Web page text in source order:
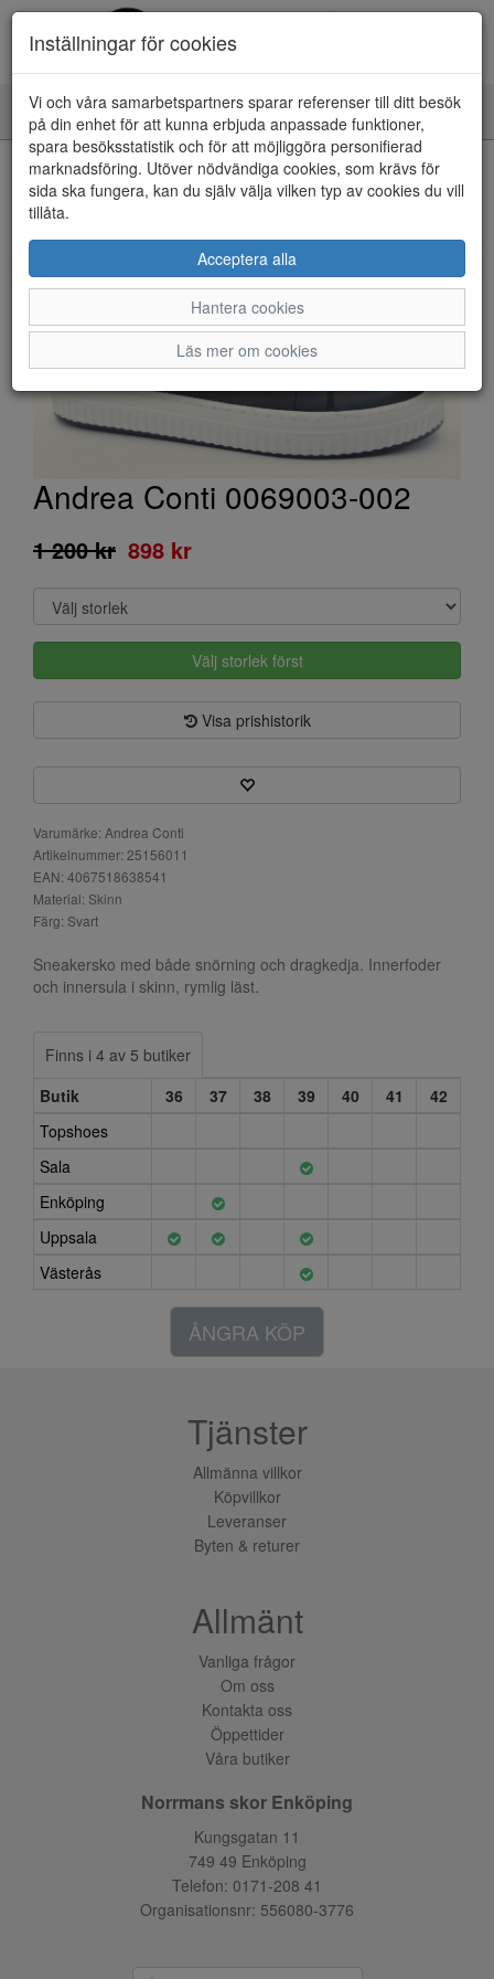
Toggle
navigation
HEM
Andrea Conti 0069003-002
1 200 kr 898 kr
Välj storlek först
Visa prishistorik
Varumärke: Andrea Conti
Artikelnummer: 25156011
EAN: 4067518638541
Material: Skinn
Färg: Svart
Sneakersko med både snörning och dragkedja. Innerfoder
och innersula i skinn, rymlig läst.
Finns i 4 av 5 butiker
Butik
36 37 38 39 40 41
42
Topshoes
Sala
Enköping
Uppsala
Västerås
ÅNGRA KÖP
Inställningar för cookies
Vi och våra samarbetspartners sparar referenser till ditt besök
på din enhet för att kunna erbjuda anpassade funktioner,
spara besöksstatistik och för att möjliggöra personifierad
marknadsföring. Utöver nödvändiga cookies, som krävs för
sida ska fungera, kan du själv välja vilken typ av cookies du vill
tillåta.
Acceptera alla
Hantera cookies
Läs mer om cookies
Tjänster
Allmänna villkor
Köpvillkor
Leveranser
Byten & returer
Allmänt
Vanliga frågor
Om oss
Kontakta oss
Öppettider
Våra butiker
Norrmans skor Enköping
Kungsgatan 11
749 49 Enköping
Telefon: 0171-208 41
Organisationsnr: 556080-3776